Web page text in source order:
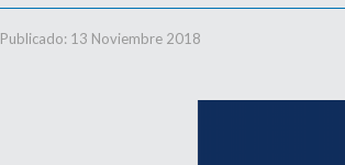
Publicado: 13 Noviembre 2018